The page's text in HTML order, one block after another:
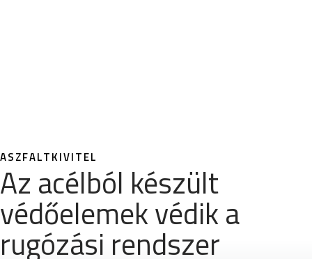
ASZFALTKIVITEL
Az acélból készült
védőelemek védik a
rugózási rendszer